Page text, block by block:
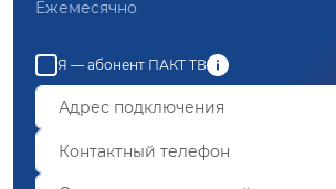
Ежемесячно
Я — абонент ПАКТ ТВ